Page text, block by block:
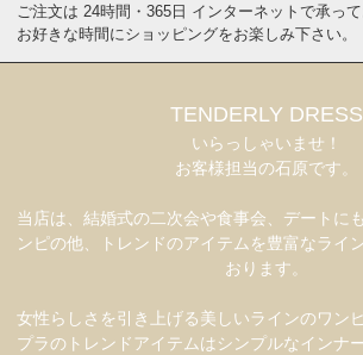
ご注文は 24時間・365日 インターネットで承って
お好きな時間にショッピングをお楽しみ下さい。
TENDERLY DRESS
いらっしゃいませ！
お客様担当の石原です。
当店は、結婚式の二次会や食事会、デートに
ンピの他、トレンドのアイテムを豊富なライ
おります。
女性らしさを引き上げる美しいラインのワン
プラのトレンドアイテムはシンプルなインナ